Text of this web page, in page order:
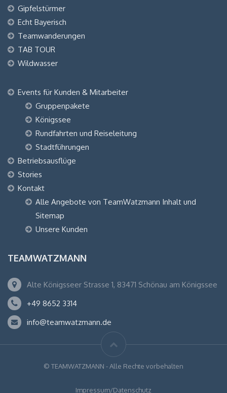
Gipfelstürmer
Echt Bayerisch
Teamwanderungen
TAB TOUR
Wildwasser
Events für Kunden & Mitarbeiter
Gruppenpakete
Königssee
Rundfahrten und Reiseleitung
Stadtführungen
Betriebsausflüge
Stories
Kontakt
Alle Angebote von TeamWatzmann Inhalt und
Sitemap
Unsere Kunden
TEAMWATZMANN
Alte Königsseer Strasse 1, 83471 Schönau am Königssee
+49 8652 3314
info@teamwatzmann.de
© TEAMWATZMANN - Alle Rechte vorbehalten
Impressum/Datenschutz